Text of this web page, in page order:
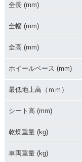
ECIAL
全長 (mm)
全幅 (mm)
全高 (mm)
ホイールベース (mm)
最低地上高（ｍｍ）
シート高 (mm)
乾燥重量 (kg)
車両重量 (kg)